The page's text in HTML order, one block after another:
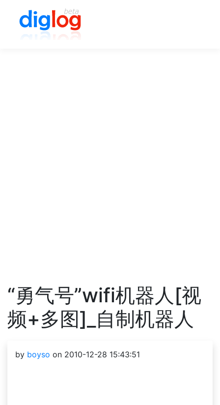
“勇气号”wifi机器人[视
频+多图]_自制机器人
by boyso on 2010-12-28 15:43:51